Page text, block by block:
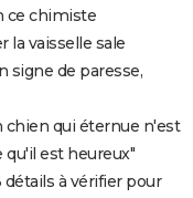
ce chimiste
la vaisselle sale
signe de paresse,
chien qui éternue n'est
qu'il est heureux"
à vérifier pour